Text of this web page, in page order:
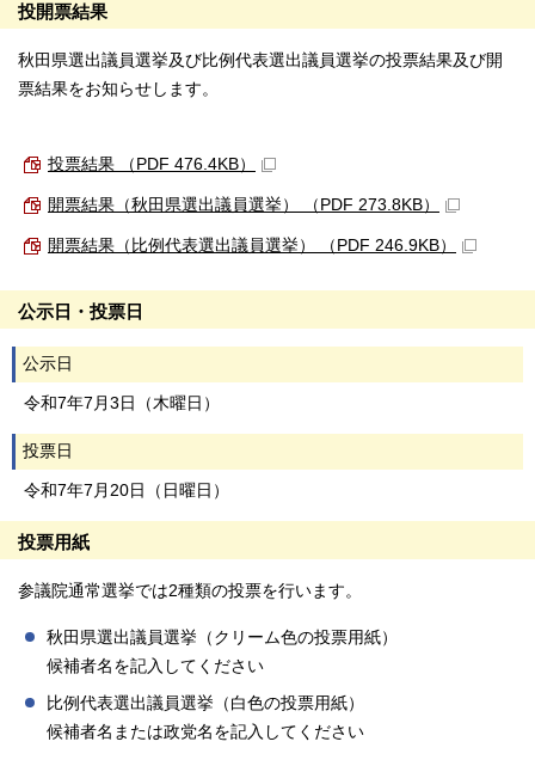
投開票結果
秋田県選出議員選挙及び比例代表選出議員選挙の投票結果及び開
票結果をお知らせします。
投票結果 （PDF 476.4KB）
開票結果（秋田県選出議員選挙） （PDF 273.8KB）
開票結果（比例代表選出議員選挙） （PDF 246.9KB）
公示日・投票日
公示日
令和7年7月3日（木曜日）
投票日
令和7年7月20日（日曜日）
投票用紙
参議院通常選挙では2種類の投票を行います。
秋田県選出議員選挙（クリーム色の投票用紙）
候補者名を記入してください
比例代表選出議員選挙（白色の投票用紙）
候補者名または政党名を記入してください